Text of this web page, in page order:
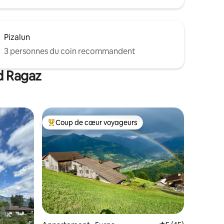
Pizalun
3 personnes du coin recommandent
Ragaz
Coup de cœur voyageurs parmi les plus aimés
Coup de cœur voyageurs